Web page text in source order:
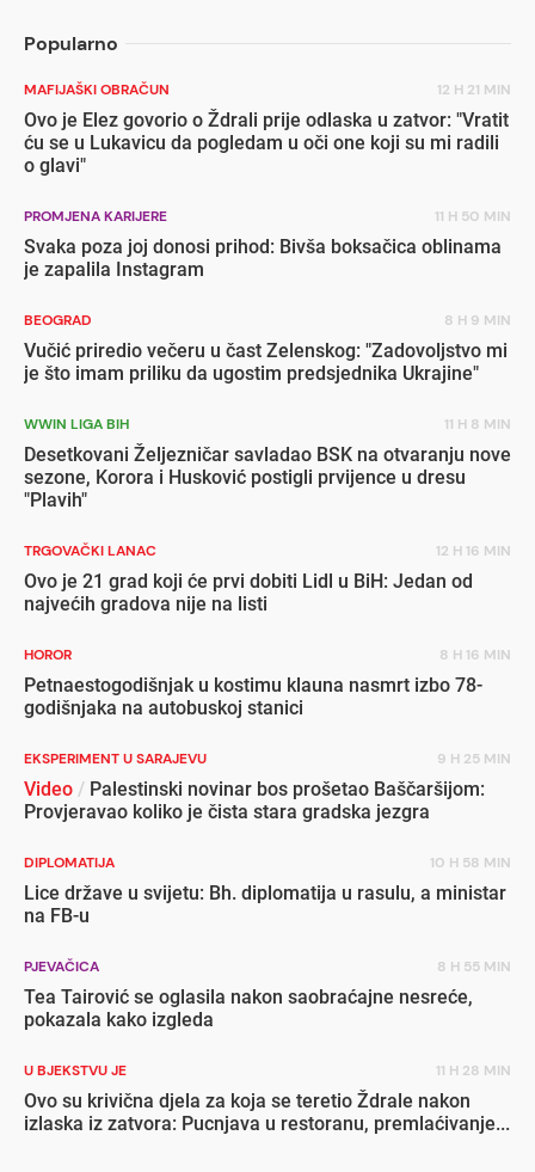
Popularno
MAFIJAŠKI OBRAČUN 12 H 21 MIN
Ovo je Elez govorio o Ždrali prije odlaska u zatvor: "Vratit
ću se u Lukavicu da pogledam u oči one koji su mi radili
o glavi"
PROMJENA KARIJERE 11 H 50 MIN
Svaka poza joj donosi prihod: Bivša boksačica oblinama
je zapalila Instagram
BEOGRAD 8 H 9 MIN
Vučić priredio večeru u čast Zelenskog: "Zadovoljstvo mi
je što imam priliku da ugostim predsjednika Ukrajine"
WWIN LIGA BIH 11 H 8 MIN
Desetkovani Željezničar savladao BSK na otvaranju nove
sezone, Korora i Husković postigli prvijence u dresu
"Plavih"
TRGOVAČKI LANAC 12 H 16 MIN
Ovo je 21 grad koji će prvi dobiti Lidl u BiH: Jedan od
najvećih gradova nije na listi
HOROR 8 H 16 MIN
Petnaestogodišnjak u kostimu klauna nasmrt izbo 78-
godišnjaka na autobuskoj stanici
EKSPERIMENT U SARAJEVU 9 H 25 MIN
Video / Palestinski novinar bos prošetao Baščaršijom:
Provjeravao koliko je čista stara gradska jezgra
DIPLOMATIJA 10 H 58 MIN
Lice države u svijetu: Bh. diplomatija u rasulu, a ministar
na FB-u
PJEVAČICA 8 H 55 MIN
Tea Tairović se oglasila nakon saobraćajne nesreće,
pokazala kako izgleda
U BJEKSTVU JE 11 H 28 MIN
Ovo su krivična djela za koja se teretio Ždrale nakon
izlaska iz zatvora: Pucnjava u restoranu, premlaćivanje...